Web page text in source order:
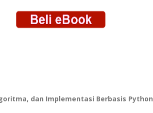
dan Implementasi Berbasis Python